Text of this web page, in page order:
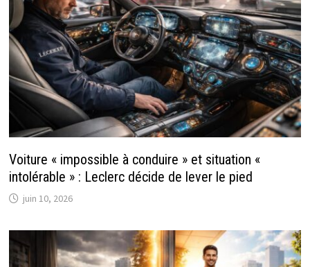
Voiture « impossible à conduire » et situation «
intolérable » : Leclerc décide de lever le pied
juin 10, 2026